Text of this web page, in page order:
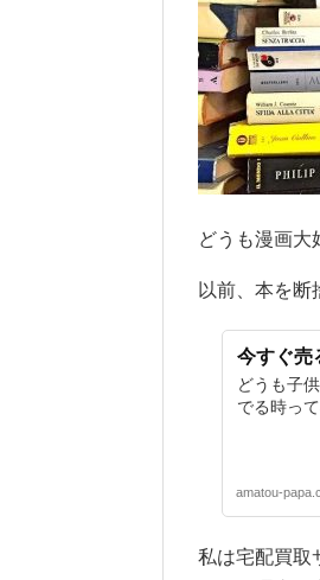
どうも漫画大
以前、本を断
今すぐ売
どうも子
でる時っ
amatou-
私は宅配買取